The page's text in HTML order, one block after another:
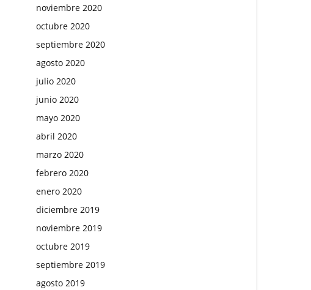
noviembre 2020
octubre 2020
septiembre 2020
agosto 2020
julio 2020
junio 2020
mayo 2020
abril 2020
marzo 2020
febrero 2020
enero 2020
diciembre 2019
noviembre 2019
octubre 2019
septiembre 2019
agosto 2019